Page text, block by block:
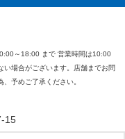
～18:00 まで 営業時間は10:00
い場合がございます。店舗までお問
予めご了承ください。
15